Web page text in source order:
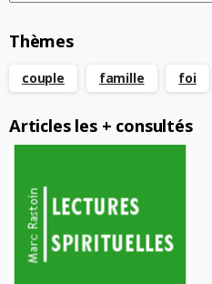
Thèmes
couple famille foi
Articles les + consultés